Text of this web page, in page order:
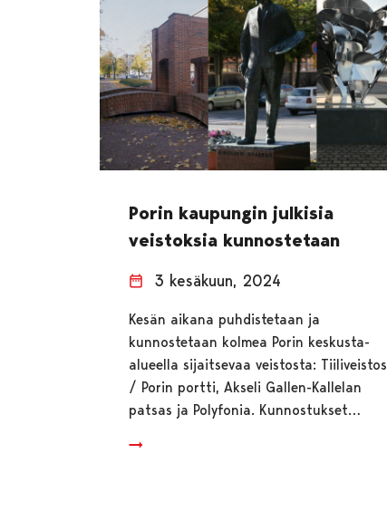
Porin kaupungin julkisia
veistoksia kunnostetaan
3 kesäkuun, 2024
Kesän aikana puhdistetaan ja
kunnostetaan kolmea Porin keskusta-
alueella sijaitsevaa veistosta: Tiiliveistos
/ Porin portti, Akseli Gallen-Kallelan
patsas ja Polyfonia. Kunnostukset…